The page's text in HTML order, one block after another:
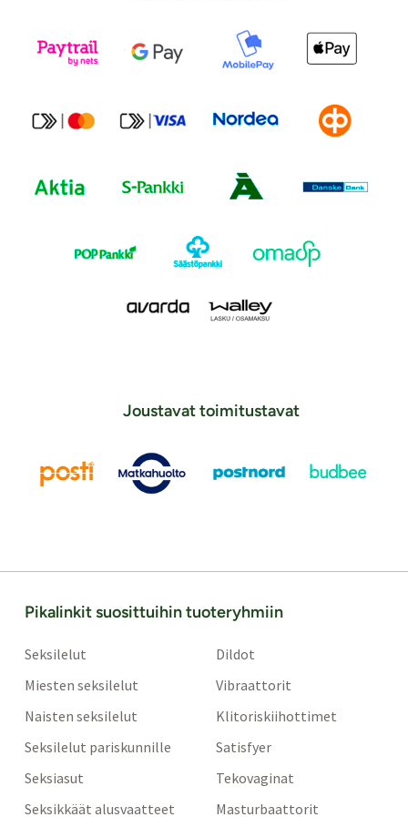
Joustavat toimitustavat
Pikalinkit suosittuihin tuoteryhmiin
Seksilelut
Miesten seksilelut
Naisten seksilelut
Seksilelut pariskunnille
Seksiasut
Seksikkäät alusvaatteet
Dildot
Vibraattorit
Klitoriskiihottimet
Satisfyer
Tekovaginat
Masturbaattorit